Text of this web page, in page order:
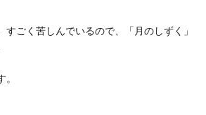
ごく苦しんでいるので、「月のしずく」